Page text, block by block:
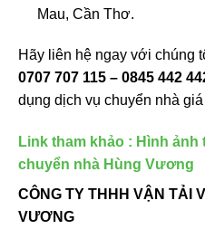
Mau, Cần Thơ.
Hãy liên hệ ngay với chúng
0707 707 115 – 0845 442
dụng dịch vụ chuyển nhà
Link tham khảo : Hình ảnh
chuyển nhà Hùng Vương
CÔNG TY THHH VẬN TẢI
VƯƠNG